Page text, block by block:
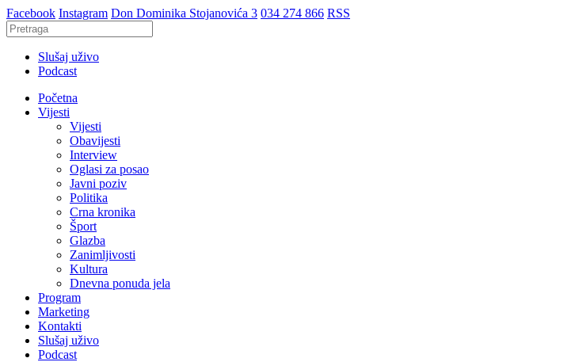
Facebook Instagram Don Dominika Stojanovića 3 034 274 866 RSS
Slušaj uživo
Podcast
Početna
Vijesti
Vijesti
Obavijesti
Interview
Oglasi za posao
Javni poziv
Politika
Crna kronika
Šport
Glazba
Zanimljivosti
Kultura
Dnevna ponuda jela
Program
Marketing
Kontakti
Slušaj uživo
Podcast